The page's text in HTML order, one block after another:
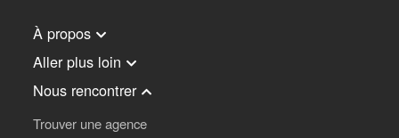
À propos
Aller plus loin
Nous rencontrer
Trouver une agence